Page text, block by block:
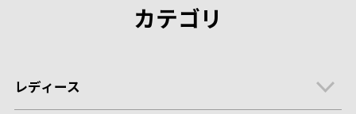
カテゴリ
レディース